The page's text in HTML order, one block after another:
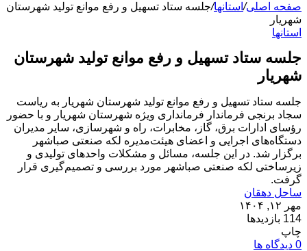
صفحه اصلی/استانها/جلسه ستاد تسهیل و رفع موانع تولید شهرستان
شهریار
استانها
جلسه ستاد تسهیل و رفع موانع تولید شهرستان
شهریار
جلسه ستاد تسهیل و رفع موانع تولید شهرستان شهریار به ریاست
سجاد برنجی فرماندار فرمانداری ویژه شهرستان شهریار و با حضور
رؤسای ادارات برق، گاز، مخابرات، راه و شهرسازی، سایر مدیران
دستگاه‌های اجرایی و اعضای هیئت‌مدیره لکه صنعتی صباشهر
برگزار شد. در این جلسه، مسائل و مشکلات واحدهای تولیدی و
زیرساختی لکه صنعتی صباشهر مورد بررسی و تصمیم‌گیری قرار
گرفت.
ساحل دهقان
مهر ۱۲, ۱۴۰۴
114 بازدیدها
چاپ
0 دیدگاه ها